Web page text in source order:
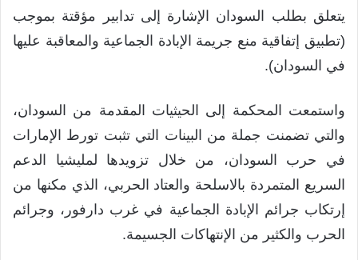
يتعلق بطلب السودان الإشارة إلى تدابير مؤقتة بموجب
(تطبيق إتفاقية منع جريمة الإبادة الجماعية والمعاقبة عليها
في السودان).
واستمعت المحكمة إلى الحيثيات المقدمة من السودان،
والتي تضمنت جملة من البينات التي تثبت تورط الإمارات
في حرب السودان، من خلال تزويدها لمليشيا الدعم
السريع المتمردة بالاسلحة والعتاد الحربي، الذي مكنها من
إرتكاب جرائم الإبادة الجماعية في غرب دارفور، وجرائم
الحرب والكثير من الإنتهاكات الجسيمة.